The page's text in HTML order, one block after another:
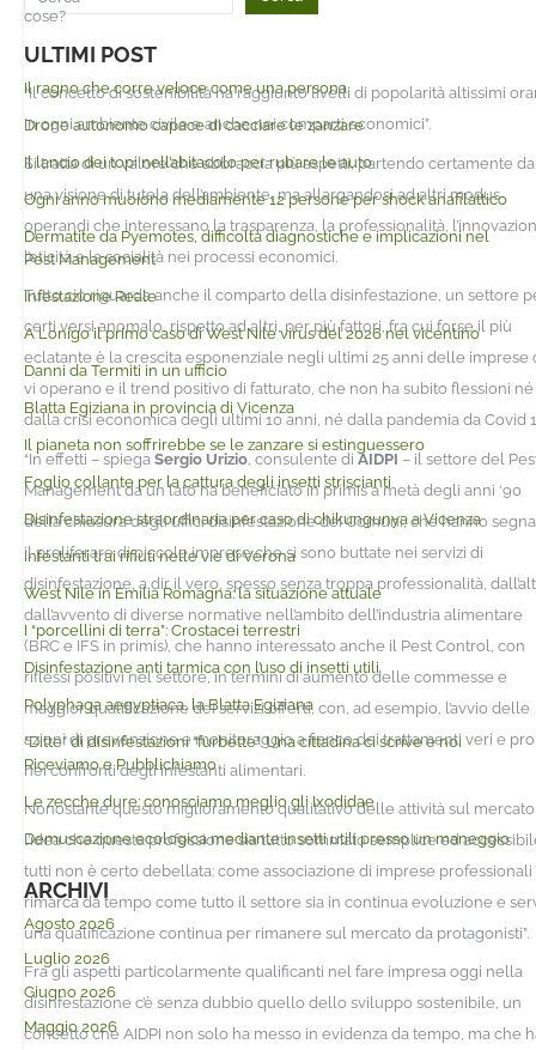
cose?
“Il concetto di sostenibilità ha raggiunto livelli di popolarità altissimi
in ogni ambiente civile e anche nei comparti economici”.
Si tratta di un valore che abbraccia più aspetti, partendo certamente da
una visione di tutela dell’ambiente, ma allargandosi ad altri modus
operandi che interessano la trasparenza, la professionalità,
l’eticità e la socialità nei processi economici.
Tutto ciò riguarda anche il comparto della disinfestazione, un settore
certi versi anomalo, rispetto ad altri, per più fattori, fra cui forse il più
eclatante è la crescita esponenziale negli ultimi 25 anni delle imprese
vi operano e il trend positivo di fatturato, che non ha subito flessioni né
dalla crisi economica degli ultimi 10 anni, né dalla pandemia da Covid
“In effetti – spiega Sergio Urizio, consulente di AIDPI – il settore del
Management da un lato ha beneficiato in primis a metà degli anni ‘90
della chiusura degli uffici disinfestazione dei Comuni, che hanno
il proliferare di piccole imprese che si sono buttate nei servizi di
disinfestazione, a dir il vero, spesso senza troppa professionalità,
dall’avvento di diverse normative nell’ambito dell’industria alimentare
(BRC e IFS in primis), che hanno interessato anche il Pest Control, con
riflessi positivi nel settore, in termini di aumento delle commesse e
maggior qualificazione dei servizi offerti, con, ad esempio, l’avvio delle
azioni di prevenzione e monitoraggio a fianco dei trattamenti veri e
nei confronti degli infestanti alimentari.
Nonostante questo miglioramento qualitativo delle attività sul
l’idea che questa professione sia tutto sommato semplice ed
tutti non è certo debellata: come associazione di imprese professionali
rimarca da tempo come tutto il settore sia in continua evoluzione e
una qualificazione continua per rimanere sul mercato da protagonisti”.
Fra gli aspetti particolarmente qualificanti nel fare impresa oggi nella
disinfestazione c’è senza dubbio quello dello sviluppo sostenibile, un
concetto che AIDPI non solo ha messo in evidenza da tempo, ma che
ULTIMI POST
Il ragno che corre veloce come una persona
Drone autonomo capace di cacciare le zanzare
Il lancio dei topi nell’abitacolo per rubare le auto
Ogni anno muoiono mediamente 12 persone per shock anafilattico
Dermatite da Pyemotes, difficoltà diagnostiche e implicazioni nel
Pest Management
Infestazione Reale
A Lonigo il primo caso di West Nile virus del 2026 nel vicentino
Danni da Termiti in un ufficio
Blatta Egiziana in provincia di Vicenza
Il pianeta non soffrirebbe se le zanzare si estinguessero
Foglio collante per la cattura degli insetti striscianti
Disinfestazione straordinaria per caso di chikungunya a Vicenza
Infestanti trai rifiuti nelle vie di Verona
West Nile in Emilia Romagna: la situazione attuale
I “porcellini di terra”: Crostacei terrestri
Disinfestazione anti tarmica con l’uso di insetti utili
Polyphaga aegyptiaca, la Blatta Egiziana
“Ditte” di disinfestazioni “furbette”. Una cittadina ci scrive e noi
Riceviamo e Pubblichiamo
Le zecche dure: conosciamo meglio gli Ixodidae
Demuscazione ecologica mediante insetti utili presso un maneggio
ARCHIVI
Agosto 2026
Luglio 2026
Giugno 2026
Maggio 2026